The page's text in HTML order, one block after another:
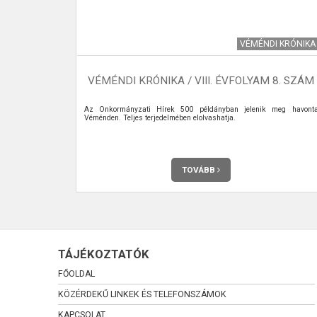
VÉMÉNDI KRÓNIKA
VÉMÉNDI KRÓNIKA / VIII. ÉVFOLYAM 8. SZÁM
Az Önkormányzati Hírek 500 példányban jelenik meg havonta
Véménden. Teljes terjedelmében elolvashatja.
TOVÁBB
TÁJÉKOZTATÓK
FŐOLDAL
KÖZÉRDEKŰ LINKEK ÉS TELEFONSZÁMOK
KAPCSOLAT